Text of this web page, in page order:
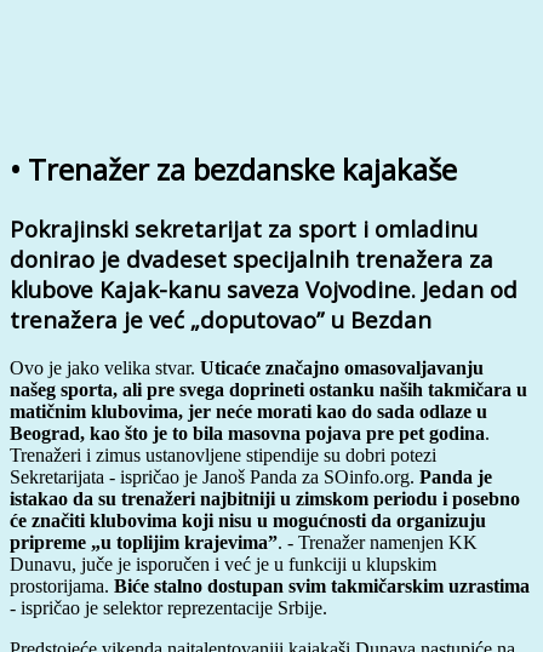
• Trenažer za bezdanske kajakaše
Pokrajinski sekretarijat za sport i omladinu
donirao je dvadeset specijalnih trenažera za
klubove Kajak-kanu saveza Vojvodine. Jedan od
trenažera je već „doputovao” u Bezdan
Ovo je jako velika stvar. Uticaće značajno omasovaljavanju
našeg sporta, ali pre svega doprineti ostanku naših takmičara u
matičnim klubovima, jer neće morati kao do sada odlaze u
Beograd, kao što je to bila masovna pojava pre pet godina.
Trenažeri i zimus ustanovljene stipendije su dobri potezi
Sekretarijata - ispričao je Janoš Panda za SOinfo.org. Panda je
istakao da su trenažeri najbitniji u zimskom periodu i posebno
će značiti klubovima koji nisu u mogućnosti da organizuju
pripreme „u toplijim krajevima”. - Trenažer namenjen KK
Dunavu, juče je isporučen i već je u funkciji u klupskim
prostorijama. Biće stalno dostupan svim takmičarskim uzrastima
- ispričao je selektor reprezentacije Srbije.